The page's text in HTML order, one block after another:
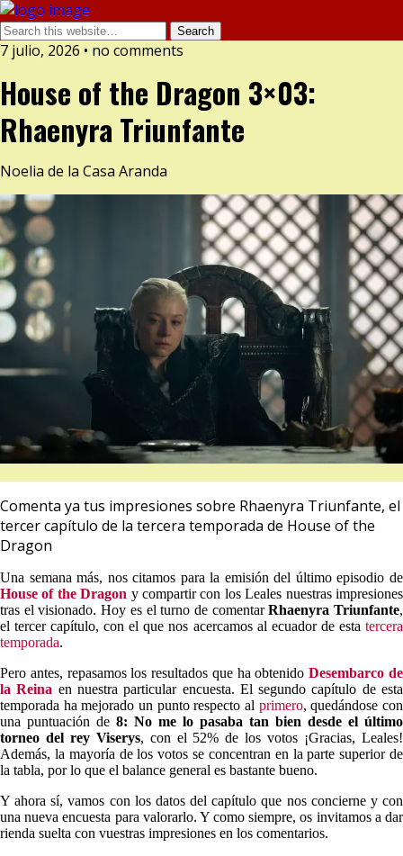
7 julio, 2026 • no comments
House of the Dragon 3×03:
Rhaenyra Triunfante
Noelia de la Casa Aranda
Comenta ya tus impresiones sobre Rhaenyra Triunfante, el
tercer capítulo de la tercera temporada de House of the
Dragon
Una semana más, nos citamos para la emisión del último episodio de
House of the Dragon y compartir con los Leales nuestras impresiones
tras el visionado. Hoy es el turno de comentarRhaenyra Triunfante,
el tercer capítulo, con el que nos acercamos al ecuador de esta tercera
temporada.
Pero antes, repasamos los resultados que ha obtenidoDesembarco de
la Reina en nuestra particular encuesta. El segundo capítulo de esta
temporada ha mejorado un punto respecto al primero, quedándose con
una puntuación de 8: No me lo pasaba tan bien desde el último
torneo del rey Viserys, con el 52% de los votos ¡Gracias, Leales!
Además, la mayoría de los votos se concentran en la parte superior de
la tabla, por lo que el balance general es bastante bueno.
Y ahora sí, vamos con los datos del capítulo que nos concierne y con
una nueva encuesta para valorarlo. Y como siempre, os invitamos a dar
rienda suelta con vuestras impresiones en los comentarios.